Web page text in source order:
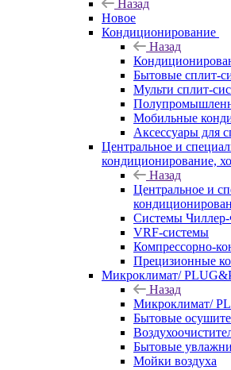
Назад
Новое
Кондиционирование
Назад
Бытовые сплит-
Мульти сплит-
Мобильные
Аксессуары для
Центральное и
кондиционирование,
Назад
Центральное и
Системы
VRF-системы
Компрессорно-
Прецизионные
Микроклимат/
Назад
Микроклимат/
Бытовые
Бытовые
Мойки воздуха